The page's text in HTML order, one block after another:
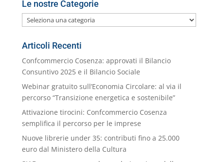
Le nostre Categorie
Le
nostre
Categorie
Articoli Recenti
Confcommercio Cosenza: approvati il Bilancio
Consuntivo 2025 e il Bilancio Sociale
Webinar gratuito sull’Economia Circolare: al via il
percorso “Transizione energetica e sostenibile”
Attivazione tirocini: Confcommercio Cosenza
semplifica il percorso per le imprese
Nuove librerie under 35: contributi fino a 25.000
euro dal Ministero della Cultura